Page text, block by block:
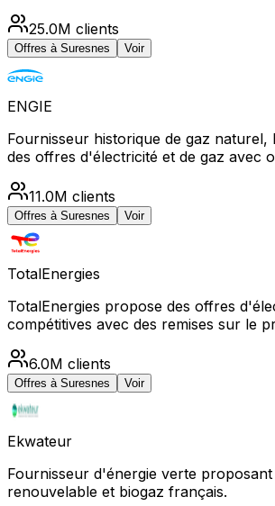
25.0M clients
Offres à Suresnes Voir
ENGIE
Fournisseur historique de gaz naturel,
des offres d'électricité et de gaz avec
11.0M clients
Offres à Suresnes Voir
TotalEnergies
TotalEnergies propose des offres
compétitives avec des remises sur le
6.0M clients
Offres à Suresnes Voir
Ekwateur
Fournisseur d'énergie verte
renouvelable et biogaz français.